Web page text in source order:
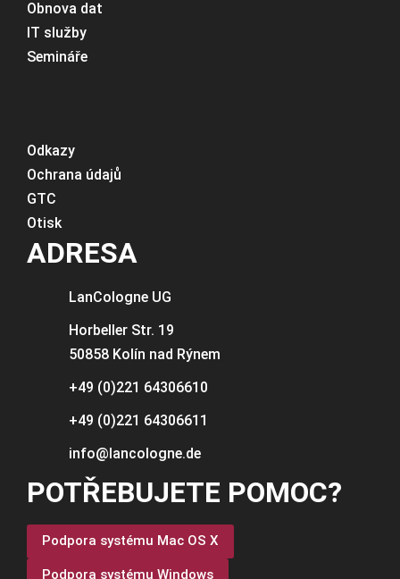
Obnova dat
IT služby
Semináře
Odkazy
Ochrana údajů
GTC
Otisk
ADRESA
LanCologne UG
Horbeller Str. 19
50858 Kolín nad Rýnem
+49 (0)221 64306610
+49 (0)221 64306611
info@lancologne.de
POTŘEBUJETE POMOC?
Podpora systému Mac OS X
Podpora systému Windows